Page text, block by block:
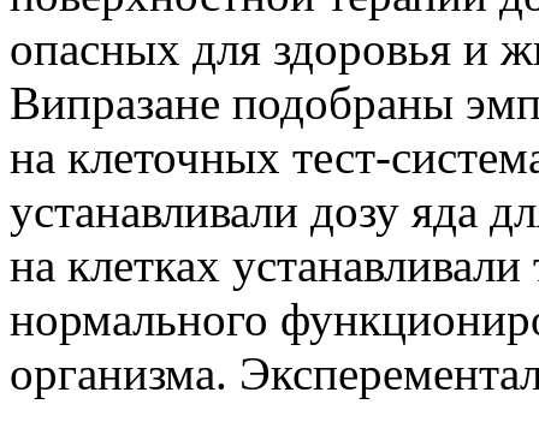
опасных для здоровья и
Випразане подобраны
на клеточных тест-
устанавливали дозу яда
на клетках
нормального
организма.